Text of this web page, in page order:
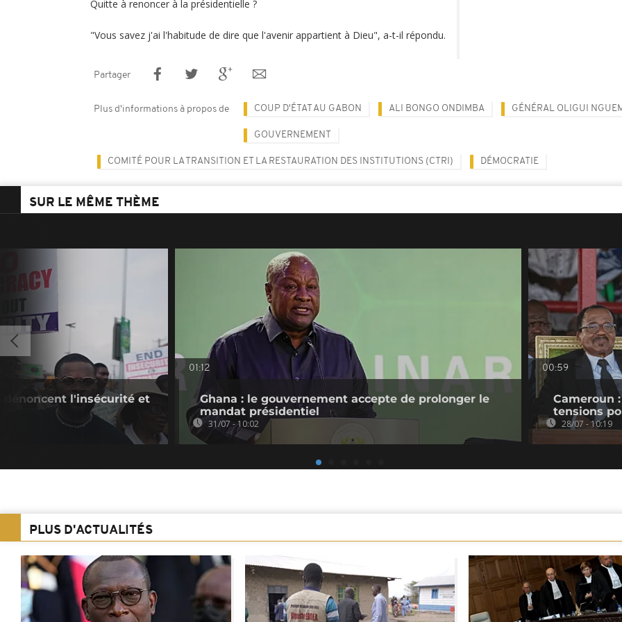
Quitte à renoncer à la présidentielle ?
"Vous savez j'ai l'habitude de dire que l'avenir appartient à Dieu", a-t-il répondu.
Partager
Plus d'informations à propos de COUP D'ÉTAT AU GABON ALI BONGO ONDIMBA GÉNÉRAL OLIGUI
GOUVERNEMENT
COMITÉ POUR LA TRANSITION ET LA RESTAURATION DES INSTITUTIONS (CTRI) DÉMOCRATIE
SUR LE MÊME THÈME
dénoncent l'insécurité et
01:12
Ghana : le gouvernement accepte de prolonger le
mandat présidentiel
31/07 - 10:02
00:59
Cameroun
tensions
28/07 - 10:19
PLUS D'ACTUALITÉS